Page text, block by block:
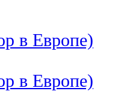
в Европе)
в Европе)